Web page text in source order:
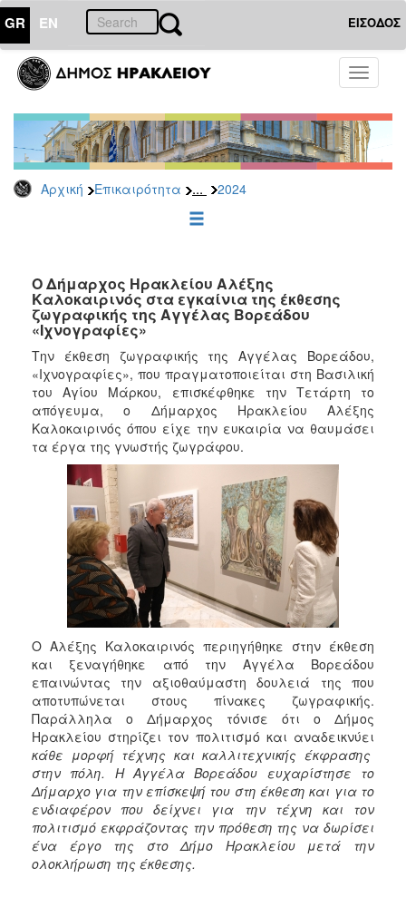
GR EN ΕΙΣΟΔΟΣ
Toggle
Αρχική Επικαιρότητα ... 2024
ΕΠΙΚΑΙΡΟΤΗΤΑ
Τύπου
Αρχείο
2026
2025
2022
2021
2020
2019
2018
2017
2016
2015
2012
2011
2010
2006
ΔΗΜΟΤΗΣ
ΕΠΙΣΚΕΠΤΗΣ
ΗΡΑΚΛΕΙΟ
ΓΙΑ...
Ο Δήμαρχος Ηρακλείου Αλέξης
Καλοκαιρινός στα εγκαίνια της έκθεσης
ζωγραφικής της Αγγέλας Βορεάδου
«Ιχνογραφίες»
Την έκθεση ζωγραφικής της Αγγέλας Βορεάδου,
«Ιχνογραφίες», που πραγματοποιείται στη Βασιλική
του Αγίου Μάρκου, επισκέφθηκε την Τετάρτη το
απόγευμα, ο Δήμαρχος Ηρακλείου Αλέξης
Καλοκαιρινός όπου είχε την ευκαιρία να θαυμάσει
τα έργα της γνωστής ζωγράφου.
Ο Αλέξης Καλοκαιρινός περιηγήθηκε στην έκθεση
και ξεναγήθηκε από την Αγγέλα Βορεάδου
επαινώντας την αξιοθαύμαστη δουλειά της που
αποτυπώνεται στους πίνακες ζωγραφικής.
Παράλληλα ο Δήμαρχος τόνισε ότι ο Δήμος
Ηρακλείου στηρίζει τον πολιτισμό και αναδεικνύει
κάθε μορφή τέχνης και καλλιτεχνικής έκφρασης
στην πόλη. Η Αγγέλα Βορεάδου ευχαρίστησε το
Δήμαρχο για την επίσκεψή του στη έκθεση και για το
ενδιαφέρον που δείχνει για την τέχνη και τον
πολιτισμό εκφράζοντας την πρόθεση της να δωρίσει
ένα έργο της στο Δήμο Ηρακλείου μετά την
ολοκλήρωση της έκθεσης.